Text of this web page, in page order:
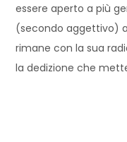
essere aperto a più
(secondo aggettivo)
rimane con la sua
la dedizione che